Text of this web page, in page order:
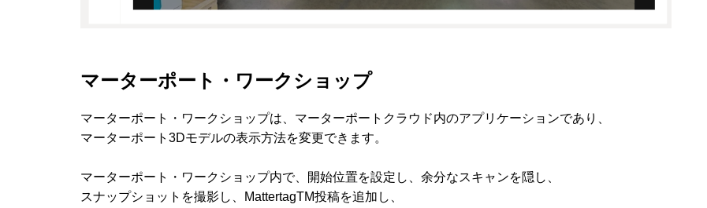
マーターポート・ワークショップ
マーターポート・ワークショップは、マーターポートクラウド内のアプリケーションであり、
マーターポート3Dモデルの表示方法を変更できます。
マーターポート・ワークショップ内で、開始位置を設定し、余分なスキャンを隠し、
スナップショットを撮影し、MattertagTM投稿を追加し、